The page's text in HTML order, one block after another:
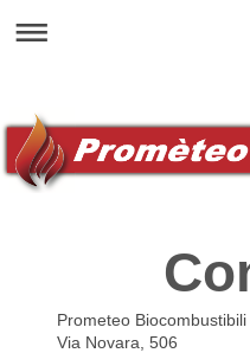
Prometeo
Via Novara, 506